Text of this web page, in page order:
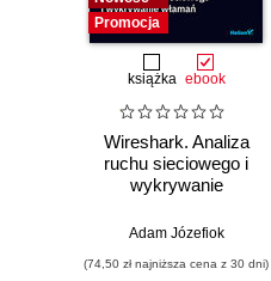
Promocja
książka ebook
Wireshark. Analiza
ruchu sieciowego i
wykrywanie
Adam Józefiok
(74,50 zł najniższa cena z 30 dni)